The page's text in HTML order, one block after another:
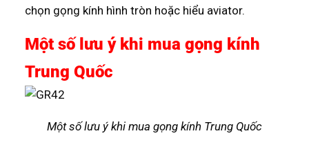
chọn gọng kính hình tròn hoặc hiểu aviator.
Một số lưu ý khi mua gọng kính
Trung Quốc
Một số lưu ý khi mua gọng kính Trung Quốc